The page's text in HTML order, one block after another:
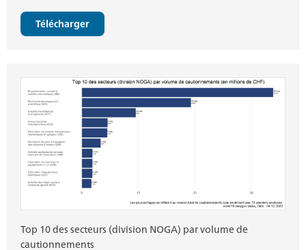
Télécharger
Top 10 des secteurs (division NOGA) par volume de
cautionnements